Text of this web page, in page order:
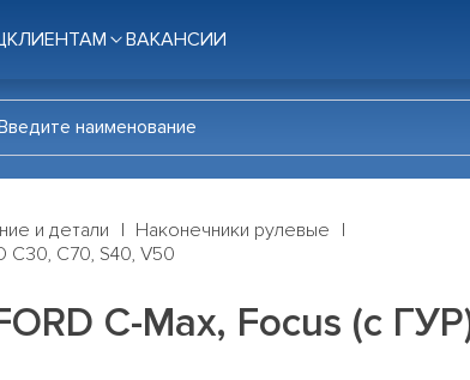
КЛИЕНТАМ ВАКАНСИИ
и детали
Наконечники рулевые
C30, C70, S40, V50
C-Max, Focus (с